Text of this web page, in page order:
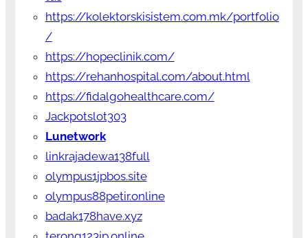
https://kolektorskisistem.com.mk/portfolio
/
https://hopeclinik.com/
https://rehanhospital.com/about.html
https://fidalgohealthcare.com/
Jackpotslot303
Lunetwork
linkrajadewa138full
olympus1jpbos.site
olympus88petir.online
badak178have.xyz